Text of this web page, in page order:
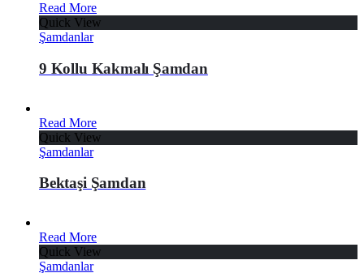
Read More
Quick View
Şamdanlar
9 Kollu Kakmalı Şamdan
Read More
Quick View
Şamdanlar
Bektaşi Şamdan
Read More
Quick View
Şamdanlar